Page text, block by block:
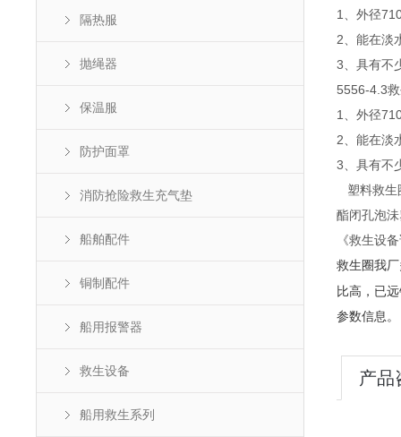
隔热服
抛绳器
保温服
防护面罩
消防抢险救生充气垫
船舶配件
铜制配件
船用报警器
救生设备
船用救生系列
1、外径
2、能在淡
3、具有不
5556-4.3
1、外径
2、能在淡
3、具有不
塑料救生
酯闭孔泡
《救生设
救生圈我
比高，已
参数信息。
产品